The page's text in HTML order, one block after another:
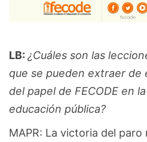
LB: ¿Cuáles son las
que se pueden extraer de
del papel de FECODE en
educación pública?
MAPR: La victoria del paro